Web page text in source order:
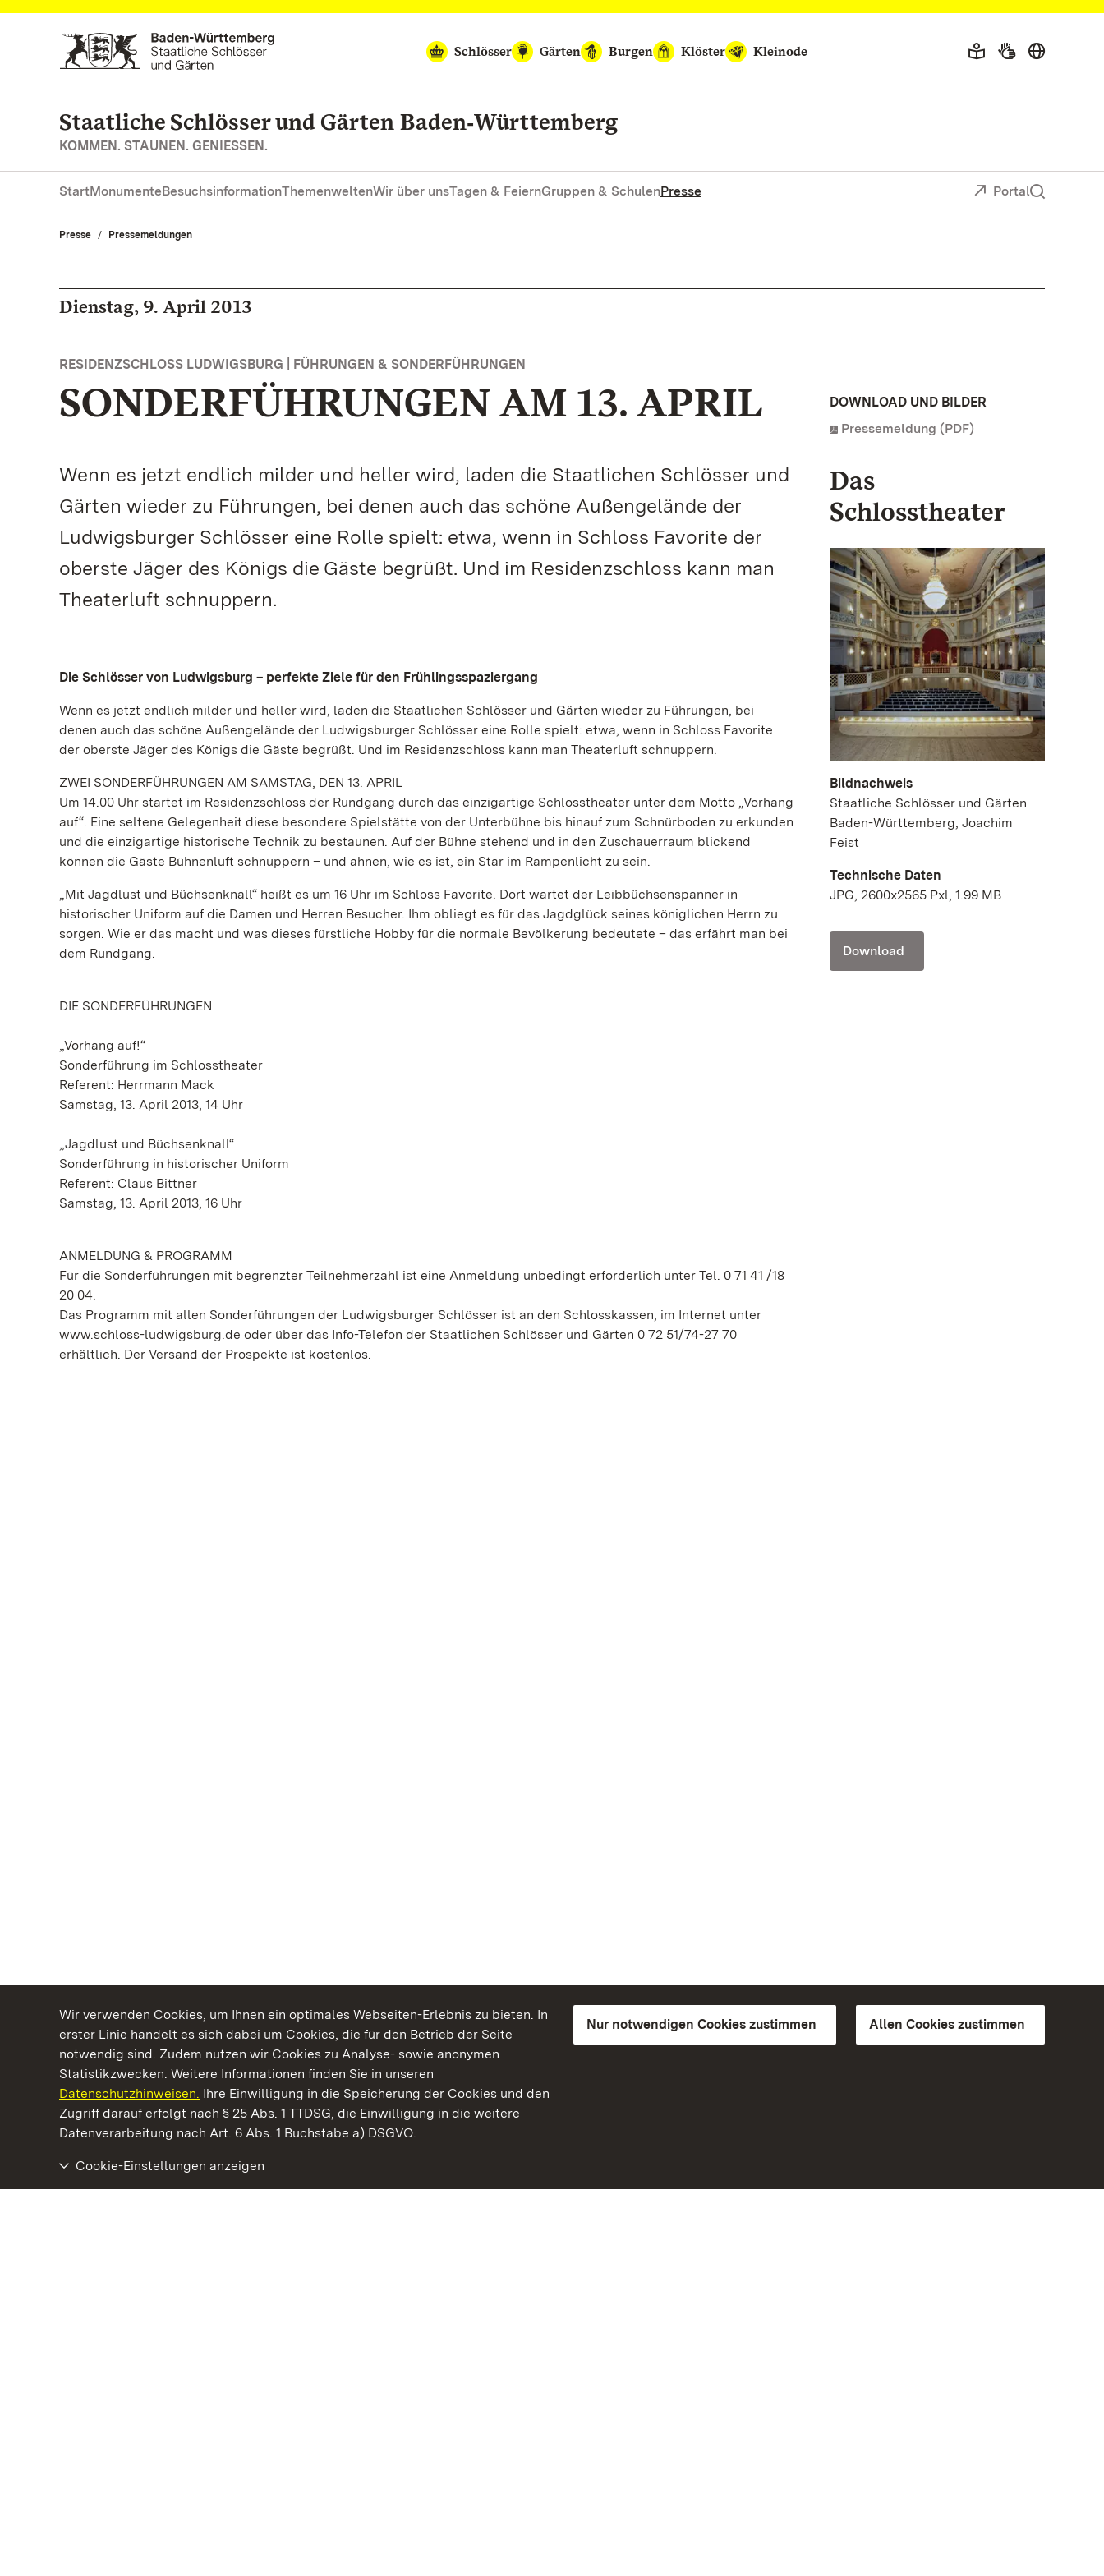
Wir verwenden Cookies, um Ihnen ein optimales Webseiten-Erlebnis zu bieten. In
erster Linie handelt es sich dabei um Cookies, die für den Betrieb der Seite
notwendig sind. Zudem nutzen wir Cookies zu Analyse- sowie anonymen
Statistikzwecken. Weitere Informationen finden Sie in unseren
Datenschutzhinweisen. Ihre Einwilligung in die Speicherung der Cookies und den
Zugriff darauf erfolgt nach § 25 Abs. 1 TTDSG, die Einwilligung in die weitere
Datenverarbeitung nach Art. 6 Abs. 1 Buchstabe a) DSGVO.
Nur notwendigen Cookies zustimmen Allen Cookies zustimmen
Cookie-Einstellungen anzeigen
Zum Hauptinhalt springen
Schlösser
Gärten Burgen Klöster Kleinode
Staatliche Schlösser und Gärten Baden‑Württemberg
KOMMEN. STAUNEN. GENIESSEN.
StartMonumenteBesuchsinformationThemenweltenWir über unsTagen & FeiernGruppen & SchulenPresse Portal
Presse Pressemeldungen
Dienstag, 9. April 2013
RESIDENZSCHLOSS LUDWIGSBURG | FÜHRUNGEN & SONDERFÜHRUNGEN
SONDERFÜHRUNGEN AM 13. APRIL
Wenn es jetzt endlich milder und heller wird, laden die Staatlichen Schlösser und
Gärten wieder zu Führungen, bei denen auch das schöne Außengelände der
Ludwigsburger Schlösser eine Rolle spielt: etwa, wenn in Schloss Favorite der
oberste Jäger des Königs die Gäste begrüßt. Und im Residenzschloss kann man
Theaterluft schnuppern.
Die Schlösser von Ludwigsburg – perfekte Ziele für den Frühlingsspaziergang
Wenn es jetzt endlich milder und heller wird, laden die Staatlichen Schlösser und Gärten wieder zu Führungen, bei
denen auch das schöne Außengelände der Ludwigsburger Schlösser eine Rolle spielt: etwa, wenn in Schloss Favorite
der oberste Jäger des Königs die Gäste begrüßt. Und im Residenzschloss kann man Theaterluft schnuppern.
ZWEI SONDERFÜHRUNGEN AM SAMSTAG, DEN 13. APRIL
Um 14.00 Uhr startet im Residenzschloss der Rundgang durch das einzigartige Schlosstheater unter dem Motto „Vorhang
auf“. Eine seltene Gelegenheit diese besondere Spielstätte von der Unterbühne bis hinauf zum Schnürboden zu erkunden
und die einzigartige historische Technik zu bestaunen. Auf der Bühne stehend und in den Zuschauerraum blickend
können die Gäste Bühnenluft schnuppern – und ahnen, wie es ist, ein Star im Rampenlicht zu sein.
„Mit Jagdlust und Büchsenknall“ heißt es um 16 Uhr im Schloss Favorite. Dort wartet der Leibbüchsenspanner in
historischer Uniform auf die Damen und Herren Besucher. Ihm obliegt es für das Jagdglück seines königlichen Herrn zu
sorgen. Wie er das macht und was dieses fürstliche Hobby für die normale Bevölkerung bedeutete – das erfährt man bei
dem Rundgang.
DIE SONDERFÜHRUNGEN
„Vorhang auf!“
Sonderführung im Schlosstheater
Referent: Herrmann Mack
Samstag, 13. April 2013, 14 Uhr
„Jagdlust und Büchsenknall“
Sonderführung in historischer Uniform
Referent: Claus Bittner
Samstag, 13. April 2013, 16 Uhr
ANMELDUNG & PROGRAMM
Für die Sonderführungen mit begrenzter Teilnehmerzahl ist eine Anmeldung unbedingt erforderlich unter Tel. 0 71 41 /18
20 04.
Das Programm mit allen Sonderführungen der Ludwigsburger Schlösser ist an den Schlosskassen, im Internet unter
www.schloss-ludwigsburg.de oder über das Info-Telefon der Staatlichen Schlösser und Gärten 0 72 51/74-27 70
erhältlich. Der Versand der Prospekte ist kostenlos.
DOWNLOAD UND BILDER
Pressemeldung (PDF)
Das
Schlosstheater
Bildnachweis
Staatliche Schlösser und Gärten
Baden-Württemberg, Joachim
Feist
Technische Daten
JPG, 2600x2565 Pxl, 1.99 MB
Download
Kommen. Staunen. Genießen.